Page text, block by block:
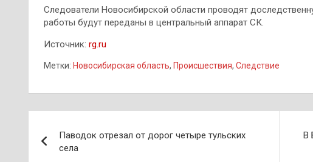
Следователи Новосибирской области проводят
работы будут переданы в центральный аппарат СК.
Источник: rg.ru
Метки: Новосибирская область, Происшествия, Следствие
по
Паводок отрезал от дорог четыре тульских
села
В